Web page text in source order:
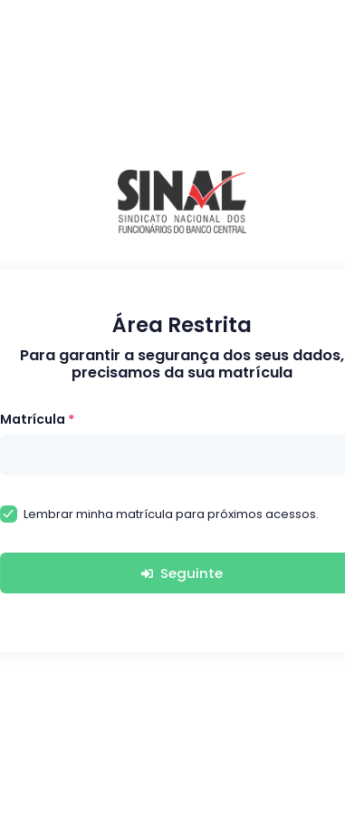
Área Restrita
Para garantir a segurança dos seus dados,
precisamos da sua matrícula
Matrícula
Lembrar minha matrícula para próximos acessos.
Seguinte